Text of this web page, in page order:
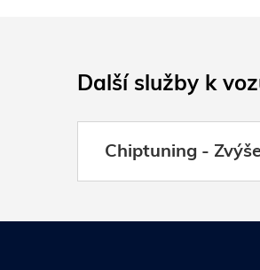
Další služby k
Chiptuning -